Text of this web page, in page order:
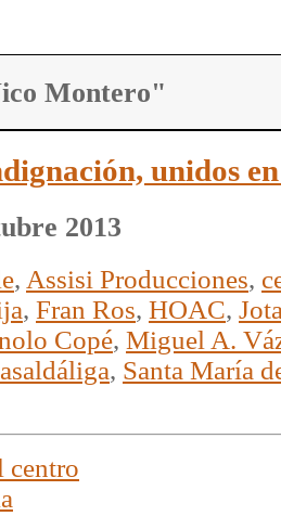
Montero"
unidos
2013
, Assisi Producciones,
, Fran Ros, HOAC,
Copé, Miguel A.
, Santa María